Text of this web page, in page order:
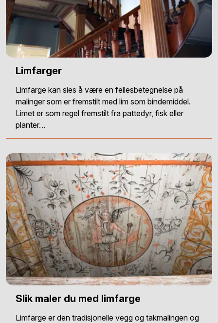
Limfarger
Limfarge kan sies å være en fellesbetegnelse på
malinger som er fremstilt med lim som bindemiddel.
Limet er som regel fremstilt fra pattedyr, fisk eller
planter…
Slik maler du med limfarge
Limfarge er den tradisjonelle vegg og takmalingen og